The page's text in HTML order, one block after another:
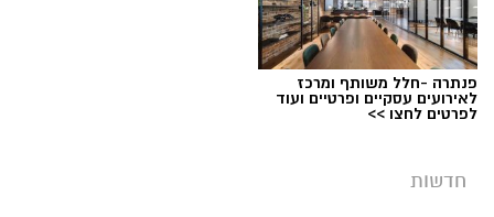
פנתרה -חלל משותף ומרכז
לאירועים עסקיים ופרטיים ועוד
לפרטים לחצו >>
חדשות